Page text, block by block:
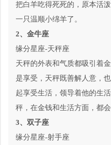
把白羊吃得死死的，原本活
一只温顺小绵羊了。
2、金牛座
缘分星座-天秤座
天秤的外表和气质都吸引着
是享受，天秤既善解人意，
起享受生活，领导着他的生
秤，在金钱和生活方面，都
3、双子座
缘分星座-射手座